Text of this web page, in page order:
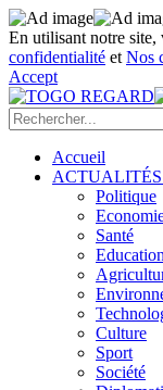
En utilisant notre site,
confidentialité et Nos
Accept
Accueil
Politique
Santé
Education
Culture
Sport
Société